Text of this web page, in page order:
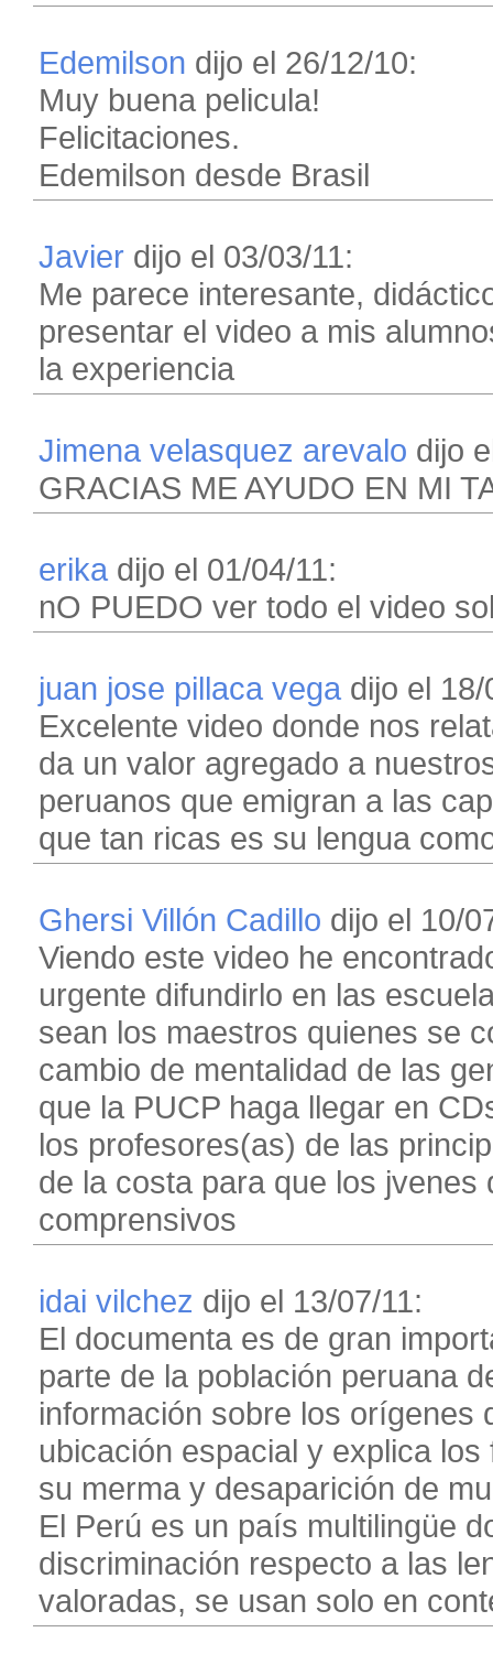
Edemilson dijo el 26/12/10:
Muy buena pelicula!
Felicitaciones.
Edemilson desde Brasil
Javier dijo el 03/03/11:
Me parece interesante,
presentar el video a mis
la experiencia
Jimena velasquez arevalo dijo
GRACIAS ME AYUDO EN MI
erika dijo el 01/04/11:
nO PUEDO ver todo el video
juan jose pillaca vega dijo el 18/
Excelente video donde nos
da un valor agregado a
peruanos que emigran a las
que tan ricas es su lengua
Ghersi Villón Cadillo dijo el 10/
Viendo este video he
urgente difundirlo en las
sean los maestros quienes se
cambio de mentalidad de las
que la PUCP haga llegar en
los profesores(as) de las
de la costa para que los
comprensivos
idai vilchez dijo el 13/07/11:
El documenta es de gran
parte de la población peruana
información sobre los orígenes
ubicación espacial y explica
su merma y desaparición de
El Perú es un país multilingüe
discriminación respecto a las
valoradas, se usan solo en